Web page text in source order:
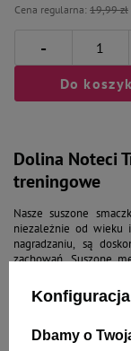
Cena regularna: 19,99 zł
-
Do
Dolina Noteci
treningowe
Nasze suszone
niezależnie od wieku
nagradzaniu, są
zachowań. Suszone
pupil będzie chętniej
mu produkt
długotrwałych sesji
Dbamy o